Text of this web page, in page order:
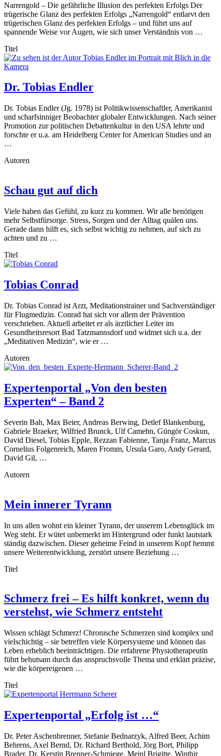
Narrengold – Die gefährliche Illusion des perfekten Erfolgs Der
trügerische Glanz des perfekten Erfolgs „Narrengold“ entlarvt den
trügerischen Glanz des perfekten Erfolgs – und führt uns auf
spannende Weise vor Augen, wie sich unser Verständnis von …
Titel
Dr. Tobias Endler
Dr. Tobias Endler (Jg. 1978) ist Politikwissenschaftler, Amerikanist
und scharfsinniger Beobachter globaler Entwicklungen. Nach seiner
Promotion zur politischen Debattenkultur in den USA lehrte und
forschte er u.a. am Heidelberg Center for American Studies und an
…
Autoren
Schau gut auf dich
Viele haben das Gefühl, zu kurz zu kommen. Wir alle benötigen
mehr Selbstfürsorge. Stress, Sorgen und der Alltag quälen uns.
Gerade dann hilft es, sich selbst wichtig zu nehmen, auf sich zu
achten und zu …
Titel
Tobias Conrad
Dr. Tobias Conrad ist Arzt, Meditationstrainer und Sachverständiger
für Flugmedizin. Conrad hat sich vor allem der Prävention
verschrieben. Aktuell arbeitet er als ärztlicher Leiter im
Gesundheitsresort Bad Tatzmannsdorf und widmet sich u.a. der
„Meditativen Medizin“, wie er …
Autoren
Expertenportal „Von den besten
Experten“ – Band 2
Severin Bah, Max Beier, Andreas Berwing, Detlef Blankenburg,
Gabriele Braeker, Wilfried Brunck, Ulf Camehn, Güngör Coskun,
David Diesel, Tobias Epple, Rezzan Fabienne, Tanja Franz, Marcus
Cornelius Folgenreich, Maren Fromm, Ursula Garo, Andy Gerard,
David Gil, …
Autoren
Mein innerer Tyrann
In uns allen wohnt ein kleiner Tyrann, der unserem Lebensglück im
Weg steht. Er wütet unbemerkt im Hintergrund oder funkt lautstark
ständig dazwischen. Dieser geheime Feind in unserem Kopf hemmt
unsere Weiterentwicklung, zerstört unsere Beziehung …
Titel
Schmerz frei – Es hilft konkret, wenn du
verstehst, wie Schmerz entsteht
Wissen schlägt Schmerz! Chronische Schmerzen sind komplex und
vielschichtig – sie betreffen viele Körpersysteme und können das
Leben erheblich beeinträchtigen. Die erfahrene Physiotherapeutin
führt behutsam durch das anspruchsvolle Thema und erklärt präzise,
wie die körpereigenen …
Titel
Expertenportal „Erfolg ist …“
Dr. Peter Aschenbrenner, Stefanie Bednarzyk, Alfred Beer, Achim
Behrens, Axel Bernd, Dr. Richard Berthold, Jörg Bort, Philipp
Brader, Dr. Kerstin Brenner-Schmiege, Meinl Brigitte, Winthir